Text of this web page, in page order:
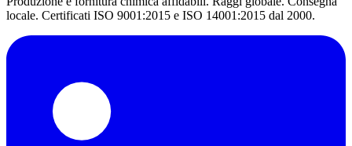
locale. Certificati ISO 9001:2015 e ISO 14001:2015 dal 2000.